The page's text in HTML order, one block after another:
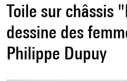
Toile sur châssis
dessine des
Philippe Dupuy